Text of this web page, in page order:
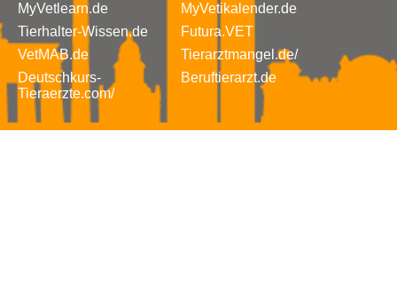
MyVetlearn.de
Tierhalter-Wissen.de
VetMAB.de
Deutschkurs-
Tieraerzte.com/
MyVetikalender.de
Futura.VET
Tierarztmangel.de/
Beruftierarzt.de